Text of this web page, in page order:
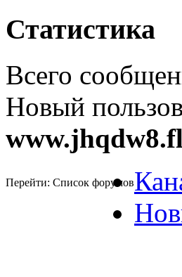
Статистика
Всего
Новый
Перейти: Список форумов